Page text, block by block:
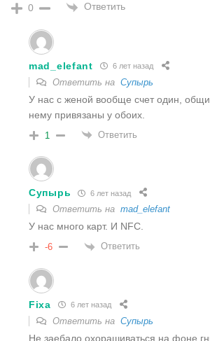
0 Ответить
mad_elefant 6 лет назад
Ответить на Супырь
У нас с женой вообще счет один,
нему привязаны у обоих.
1 Ответить
Супырь 6 лет назад
Ответить на mad_elefant
У нас много карт. И NFC.
-6 Ответить
Fixa 6 лет назад
Ответить на Супырь
Не заебало охорашиваться на фоне